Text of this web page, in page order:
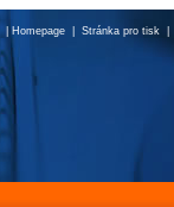
| Homepage Stránka pro tisk